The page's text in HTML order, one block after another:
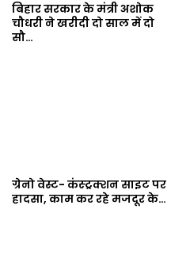
बिहार सरकार के मंत्री अशोक
चौधरी ने खरीदी दो साल में दो
सौ…
ग्रेनो वेस्ट- कंस्ट्रक्शन साइट पर
हादसा, काम कर रहे मजदूर के…